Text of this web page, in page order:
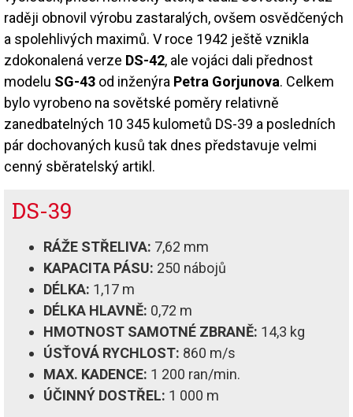
raději obnovil výrobu zastaralých, ovšem osvědčených
a spolehlivých maximů. V roce 1942 ještě vznikla
zdokonalená verze DS-42, ale vojáci dali přednost
modelu SG-43 od inženýra Petra Gorjunova. Celkem
bylo vyrobeno na sovětské poměry relativně
zanedbatelných 10 345 kulometů DS-39 a posledních
pár dochovaných kusů tak dnes představuje velmi
cenný sběratelský artikl.
DS-39
RÁŽE STŘELIVA: 7,62 mm
KAPACITA PÁSU: 250 nábojů
DÉLKA: 1,17 m
DÉLKA HLAVNĚ: 0,72 m
HMOTNOST SAMOTNÉ ZBRANĚ: 14,3 kg
ÚSŤOVÁ RYCHLOST: 860 m/s
MAX. KADENCE: 1 200 ran/min.
ÚČINNÝ DOSTŘEL: 1 000 m